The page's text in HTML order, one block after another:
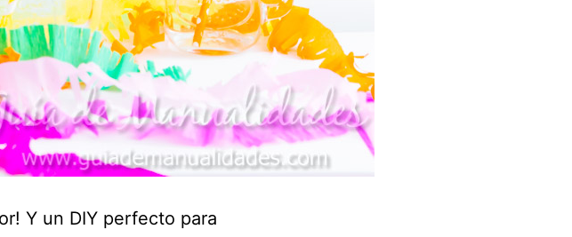
Y un DIY perfecto para